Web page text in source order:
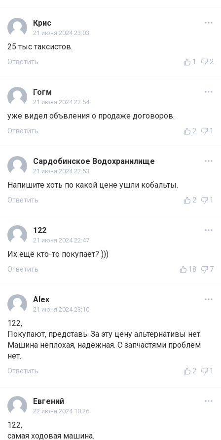
Крис
21 июня 2024 23:03
25 тыс таксистов.
Ответить 1 2
Гогм
21 июня 2024 22:54
уже видел объвления о продаже договоров.
Ответить 2 1
Сардобинское Водохранилище
21 июня 2024 22:53
Напишите хоть по какой цене ушли кобальты.
Ответить 2 1
122
21 июня 2024 22:47
Их ещё кто-то покупает? )))
Ответить 18 7
Alex
21 июня 2024 23:10
122,
Покупают, представь. За эту цену альтернативы нет.
Машина неплохая, надёжная. С запчастями проблем
нет.
Ответить 2 1
Евгений
22 июня 2024 10:26
122,
самая ходовая машина.